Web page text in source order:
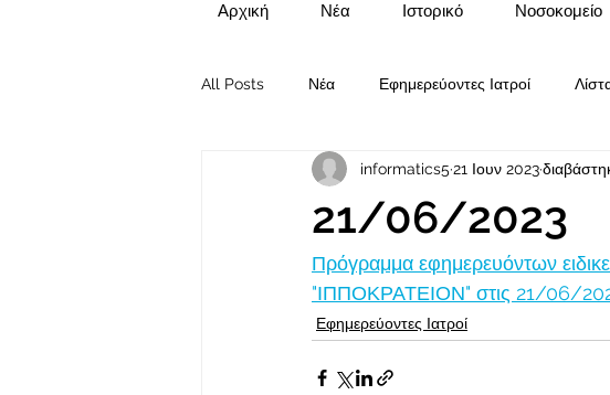
Αρχική Νέα Ιστορικό Νοσοκομείο
All Posts Νέα Εφημερεύοντες Ιατροί
Προκηρύξεις Θέσεων
21/06/2023
informatics5 21 Ιουν 2023
Πρόγραμμα εφημερευόντων
"ΙΠΠΟΚΡΑΤΕΙΟΝ" στις 21/06/
Εφημερεύοντες Ιατροί